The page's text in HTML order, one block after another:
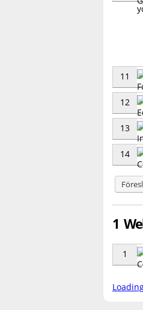
11
12
13
14
1
1